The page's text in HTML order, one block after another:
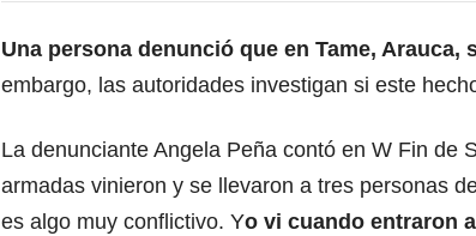
Una persona denunció que en Tame, Arauca,
embargo, las autoridades investigan si este
La denunciante Angela Peña contó en W Fin de
armadas vinieron y se llevaron a tres personas
es algo muy conflictivo. Yo vi cuando entraron